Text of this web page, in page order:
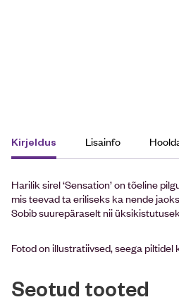
Kirjeldus Lisainfo
Harilik sirel ‘Sensation’ on tõeline
mis teevad ta eriliseks ka nende
Sobib suurepäraselt nii
Fotod on illustratiivsed, seega
Seotud tooted